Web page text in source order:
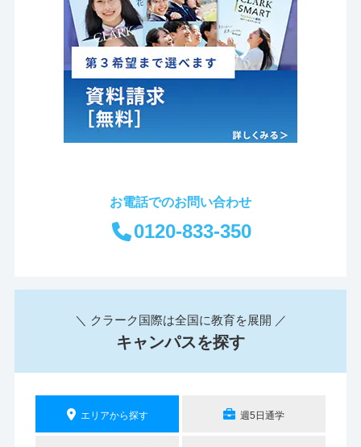
お電話でのお問い合わせ
0120-833-350
＼ クラーク国際は全国に教育を展開 ／
キャンパスを探す
エリアから探す 週5日通学